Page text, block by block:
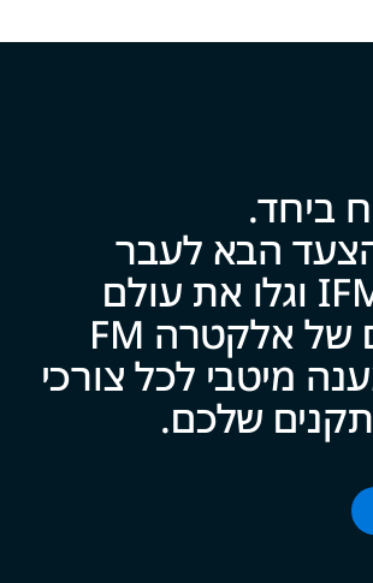
ביח‍‍ד.
הבא לעבר
מצוינות IFM וגלו את עולם
השירותים של אלקטרה FM
מיטבי לכל צ‍‍ו‍‍רכי
של‍‍כם.